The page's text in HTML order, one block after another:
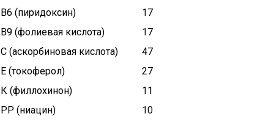
В6 (пиридоксин)
17
В9 (фолиевая кислота)
17
С (аскорбиновая кислота)
47
Е (токоферол)
27
К (филлохинон)
11
РР (ниацин)
10